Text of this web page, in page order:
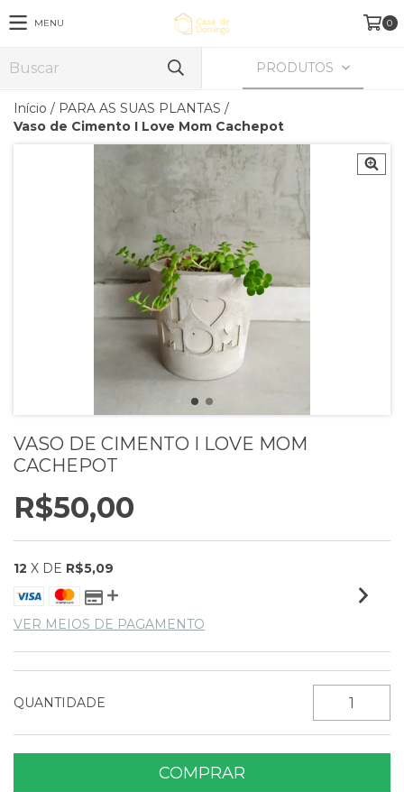
MENU 0
PRODUTOS
Início / PARA AS SUAS PLANTAS /
Vaso de Cimento I Love Mom Cachepot
VASO DE CIMENTO I LOVE MOM
CACHEPOT
R$50,00
12 X DE R$5,09
VER MEIOS DE PAGAMENTO
QUANTIDADE